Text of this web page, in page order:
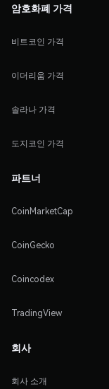
암호화폐 가격
비트코인 가격
이더리움 가격
솔라나 가격
도지코인 가격
파트너
CoinMarketCap
CoinGecko
Coincodex
TradingView
회사
회사 소개